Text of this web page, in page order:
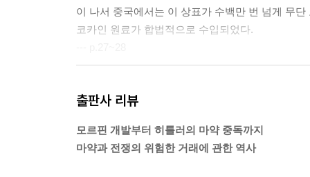
이 나서 중국에서는 이 상표가 수백만 번 넘게 무
코카인 원료가 합법적으로 수입되었다.
비틴 알약의 거의 다섯 배에 달했다. 당시 가장 많
일이 한결 수월해지고 살도 빠진다고 했다. 이 이
--- p.62
출판사 리뷰
모르핀 개발부터 히틀러의 마약 중독까지
마약과 전쟁의 위험한 거래에 관한 역사